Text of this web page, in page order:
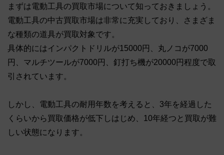
まずは電動工具の買取市場について知っておきましょう。
電動工具の中古買取市場は非常に充実しており、さまざま
な種類の道具が買取対象です。
具体的にはインパクトドリルが15000円、丸ノコが7000
円、マルチツールが7000円、釘打ち機が20000円程度で取
引されています。
しかし、電動工具の耐用年数を考えると、3年を経過した
くらいから買取価格が低下しはじめ、10年経つと買取が難
しい状態になります。